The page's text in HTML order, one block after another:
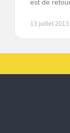
est de
13 juillet 2013